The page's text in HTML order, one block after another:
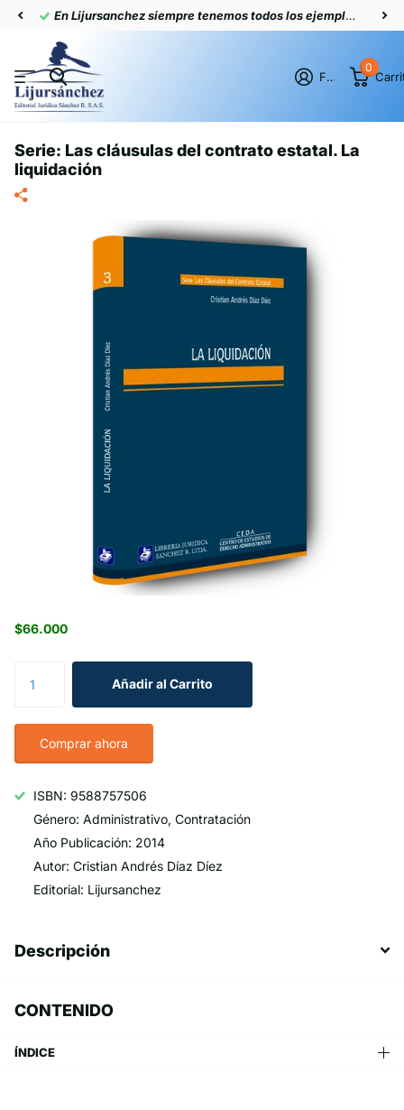
En Lijursanchez siempre tenemos todos los ejemplares actualizados
Firme en el registro
0
Serie: Las cláusulas del contrato estatal. La
liquidación
$66.000
Añadir al Carrito
Comprar ahora
ISBN: 9588757506
Género: Administrativo, Contratación
Año Publicación: 2014
Autor: Cristian Andrés Díaz Díez
Editorial: Lijursanchez
Descripción
CONTENIDO
ÍNDICE